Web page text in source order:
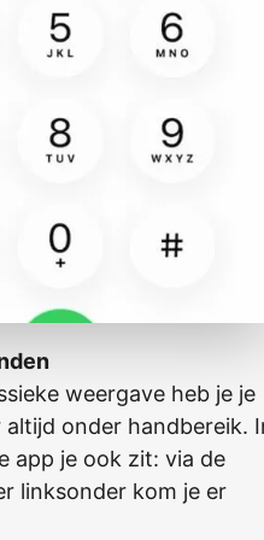
weergave heb je je
onder handbereik.
app je ook zit: via de
linksonder kom je er